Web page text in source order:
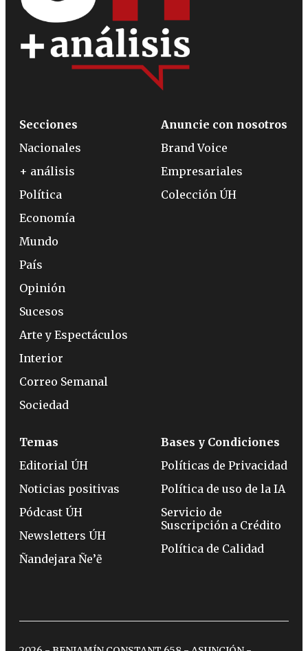
Secciones
Nacionales
+ análisis
Política
Economía
Mundo
País
Opinión
Sucesos
Arte y Espectáculos
Interior
Correo Semanal
Sociedad
Anuncie con nosotros
Brand Voice
Empresariales
Colección ÚH
Temas
Editorial ÚH
Noticias positivas
Pódcast ÚH
Newsletters ÚH
Ñandejara Ñe’ẽ
Bases y Condiciones
Políticas de Privacidad
Política de uso de la IA
Servicio de
Suscripción a Crédito
Política de Calidad